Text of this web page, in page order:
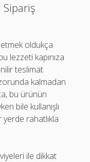
Sipariş
oldukça
lezzeti kapınıza
teslimat
kalmadan
bu ürünün
bile kullanışlı
yerde rahatlıkla
ile dikkat